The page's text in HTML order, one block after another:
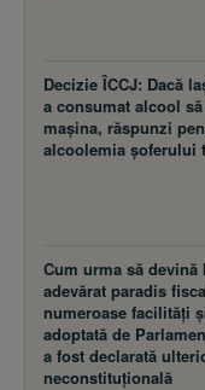
Decizie ÎCCJ: Dacă
a consumat alcool
maşina, răspunzi
alcoolemia şoferului
Cum urma să
adevărat paradis
numeroase facilităţi
adoptată de
a fost declarată
neconstituţională